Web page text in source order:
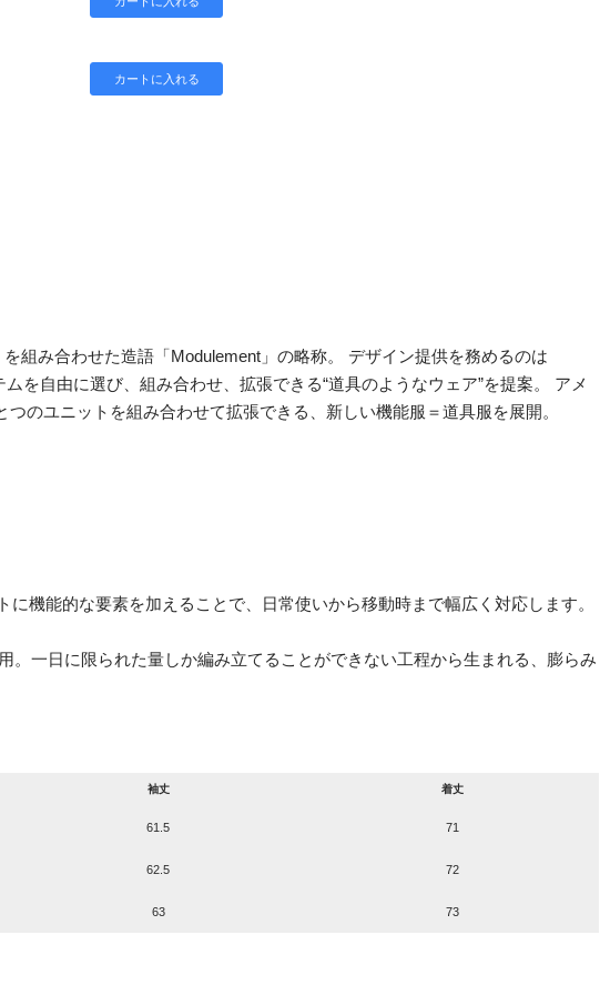
組み合わせた造語「Modulement」の略称。 デザイン提供を務めるのは
を自由に選び、組み合わせ、拡張できる“道具のようなウェア”を提案。 アメ
のユニットを組み合わせて拡張できる、新しい機能服＝道具服を展開。
機能的な要素を加えることで、日常使いから移動時まで幅広く対応します。
一日に限られた量しか編み立てることができない工程から生まれる、膨らみ
袖丈 着丈
61.5 71
62.5 72
63 73